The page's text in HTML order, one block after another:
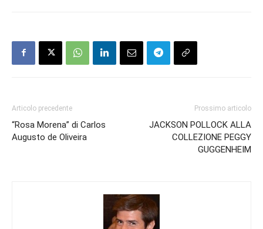
Articolo precedente
“Rosa Morena” di Carlos
Augusto de Oliveira
Prossimo articolo
JACKSON POLLOCK ALLA
COLLEZIONE PEGGY
GUGGENHEIM